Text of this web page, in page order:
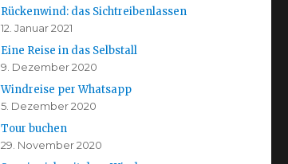
Rückenwind: das Sichtreibenlassen
12. Januar 2021
Eine Reise in das Selbstall
9. Dezember 2020
Windreise per Whatsapp
5. Dezember 2020
Tour buchen
29. November 2020